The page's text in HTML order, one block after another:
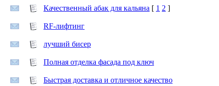
Качественный абак для кальяна [ 1 2 ]
RF-лифтинг
лучший бисер
Полная отделка фасада под ключ
Быстрая доставка и отличное качество